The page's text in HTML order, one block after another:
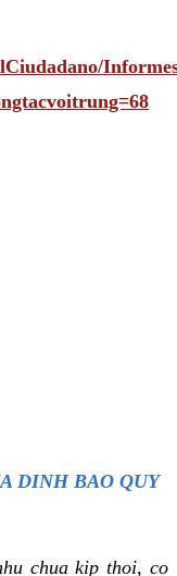
DINH BAO QUY
chua kip thoi, co